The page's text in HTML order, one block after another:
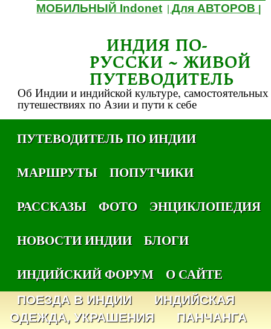
МОБИЛЬНЫЙ Indonet |Для АВТОРОВ
ИНДИЯ ПО-
РУССКИ ~ ЖИВОЙ
ПУТЕВОДИТЕЛЬ
Об Индии и индийской культуре, самостоятельных
путешествиях по Азии и пути к себе
ПУТЕВОДИТЕЛЬ ПО ИНДИИ
МАРШРУТЫ
ПОПУТЧИКИ
РАССКАЗЫ
ФОТО
ЭНЦИКЛОПЕДИЯ
НОВОСТИ ИНДИИ
БЛОГИ
ИНДИЙСКИЙ ФОРУМ
О САЙТЕ
ПОЕЗДА В ИНДИИ
ИНДИЙСКАЯ
ОДЕЖДА, УКРАШЕНИЯ
ПАНЧАНГА